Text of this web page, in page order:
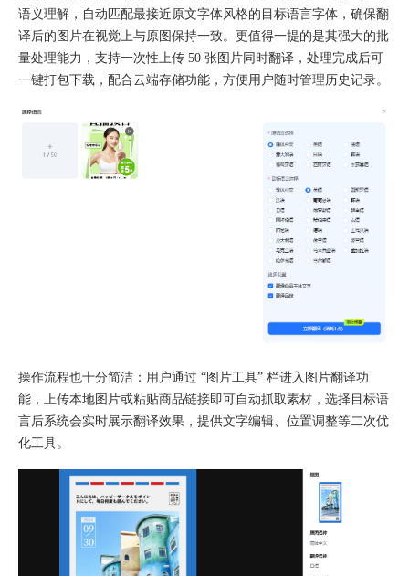
语义理解，自动匹配最接近原文字体风格的目标语言字体，确保翻
译后的图片在视觉上与原图保持一致。更值得一提的是其强大的批
量处理能力，支持一次性上传 50 张图片同时翻译，处理完成后可
一键打包下载，配合云端存储功能，方便用户随时管理历史记录。
操作流程也十分简洁：用户通过 “图片工具” 栏进入图片翻译功
能，上传本地图片或粘贴商品链接即可自动抓取素材，选择目标语
言后系统会实时展示翻译效果，提供文字编辑、位置调整等二次优
化工具。